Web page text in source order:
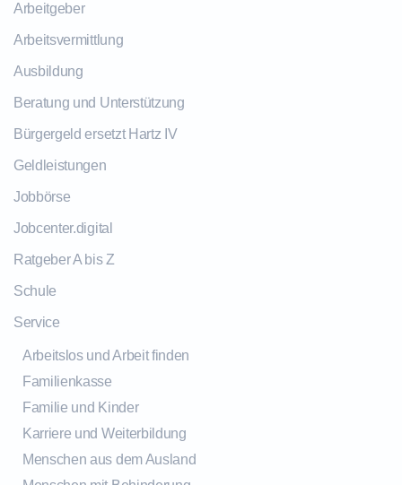
Arbeitgeber
Arbeitsvermittlung
Ausbildung
Beratung und Unterstützung
Bürgergeld ersetzt Hartz IV
Geldleistungen
Jobbörse
Jobcenter.digital
Ratgeber A bis Z
Schule
Service
Arbeitslos und Arbeit finden
Familienkasse
Familie und Kinder
Karriere und Weiterbildung
Menschen aus dem Ausland